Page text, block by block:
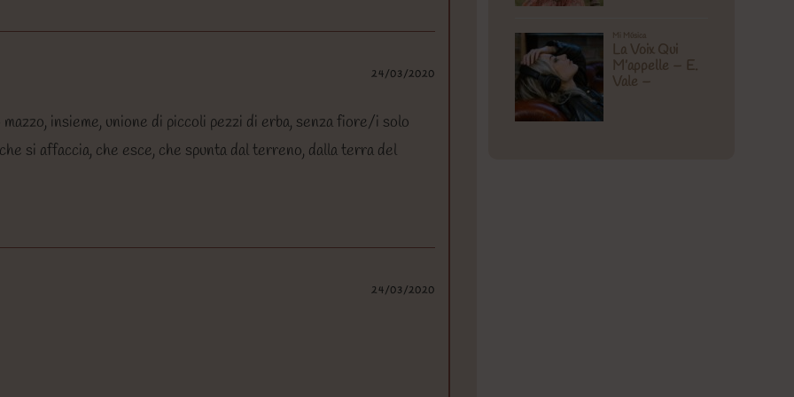
24/03/2020
insieme, unione di piccoli pezzi di erba, senza fiore/i solo
si affaccia, che esce, che spunta dal terreno, dalla terra del
24/03/2020